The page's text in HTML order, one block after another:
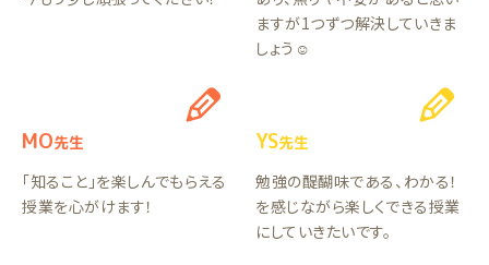
ますが1つずつ解決していきま
しょう☺️
MO先生
「知ること」を楽しんでもらえる
授業を心がけます！
YS先生
勉強の醍醐味である、わかる！
を感じながら楽しくできる授業
にしていきたいです。